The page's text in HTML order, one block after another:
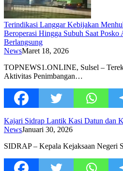
Terindikasi Langgar Kebijakan
Beroperasi Hingga Subuh Saat Posko
Berlangsung
NewsMaret 18, 2026
TOPNEWS1.ONLINE, Sulsel –
Aktivitas Penimbangan…
Kajari Sidrap Lantik Kasi Datun dan
NewsJanuari 30, 2026
SIDRAP – Kepala Kejaksaan Negeri